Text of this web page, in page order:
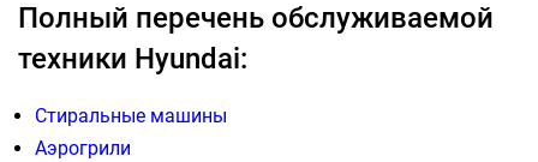
Полный перечень обслуживаемой
техники Hyundai:
Стиральные машины
Аэрогрили